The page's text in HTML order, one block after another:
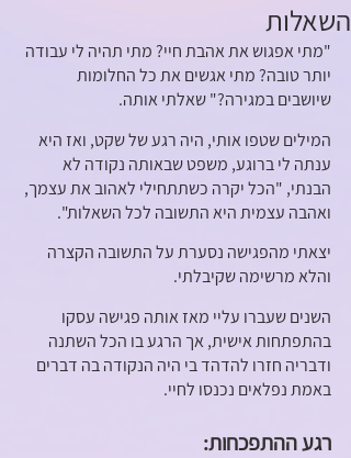
השאלות
"מתי אפגוש את אהבת חיי? מתי תהיה לי עבודה
יותר טובה? מתי אגשים את כל החלומות
שיושבים במגירה?" שאלתי אותה.
המילים שטפו אותי, היה רגע של שקט, ואז היא
ענתה לי ברוגע, משפט שבאותה נקודה לא
הבנתי, "הכל יקרה כשתתחילי לאהוב את עצמך,
ואהבה עצמית היא התשובה לכל השאלות".
יצאתי מהפגישה נסערת על התשובה הקצרה
והלא מרשימה שקיבלתי.
השנים שעברו עליי מאז אותה פגישה עסקו
בהתפתחות אישית, אך הרגע בו הכל השתנה
ודבריה חזרו להדהד בי היה הנקודה בה דברים
באמת נפלאים נכנסו לחיי.
רגע ההתפכחות: